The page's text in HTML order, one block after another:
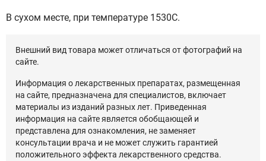
В сухом месте, при температуре 1530C.
Внешний вид товара может отличаться от фотографий на
сайте.
Информация о лекарственных препаратах, размещенная
на сайте, предназначена для специалистов, включает
материалы из изданий разных лет. Приведенная
информация на сайте является обобщающей и
представлена для ознакомления, не заменяет
консультации врача и не может служить гарантией
положительного эффекта лекарственного средства.